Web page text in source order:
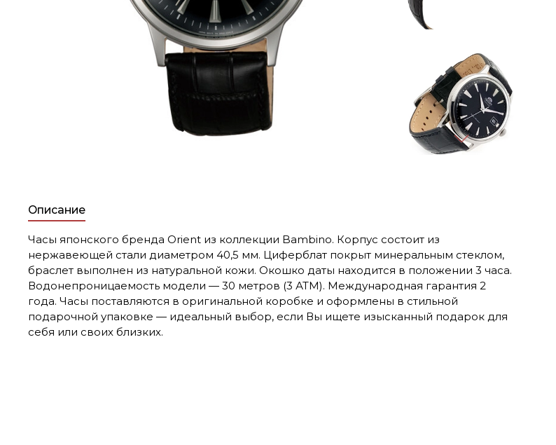
Описание
Часы японского бренда Orient из коллекции Bambino. Корпус состоит из
нержавеющей стали диаметром 40,5 мм. Циферблат покрыт минеральным стеклом,
браслет выполнен из натуральной кожи. Окошко даты находится в положении 3 часа.
Водонепроницаемость модели — 30 метров (3 АТМ). Международная гарантия 2
года. Часы поставляются в оригинальной коробке и оформлены в стильной
подарочной упаковке — идеальный выбор, если Вы ищете изысканный подарок для
себя или своих близких.